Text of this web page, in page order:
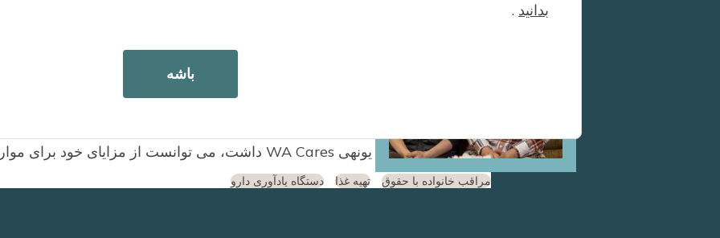
ما می خواهیم او امن، شاد و راضی باشد. اما ما در این مدت کار
اگر مادر سان هی و یونهی WA Cares داشت، می توانست از مزایای خود برای موارد زیر استفاده کند:
مراقب خانواده با حقوق تهیه غذا دستگاه یادآوری دارو
بدانید .
باشه